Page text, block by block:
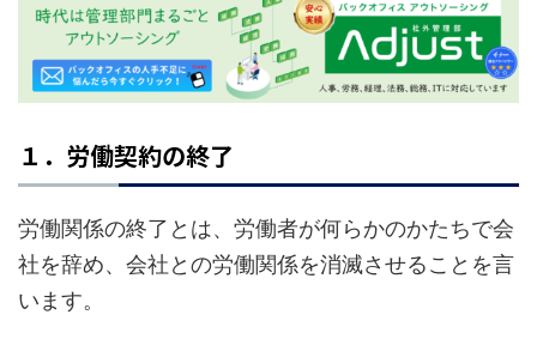
１．労働契約の終了
労働関係の終了とは、労働者が何らかのかたちで会
社を辞め、会社との労働関係を消滅させることを言
います。
i
s
E
y